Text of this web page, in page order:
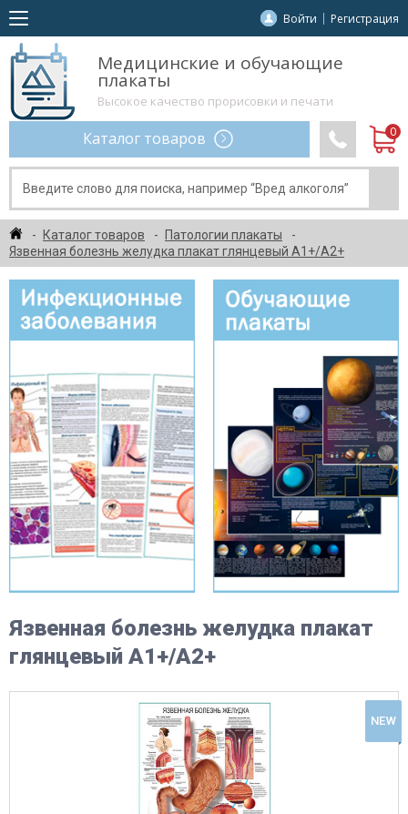
Войти Регистрация
Медицинские и обучающие
плакаты
Высокое качество прорисовки и печати
Каталог товаров
Каталог товаров
Патологии плакаты
Язвенная болезнь желудка плакат глянцевый А1+/А2+
Язвенная болезнь желудка плакат
глянцевый А1+/А2+
NEW